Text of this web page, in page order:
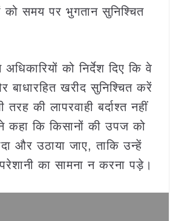
को समय पर भुगतान सुनिश्चित
को निर्देश दिए कि वे
खरीद सुनिश्चित करें
की लापरवाही बर्दाश्त नहीं
कहा कि किसानों की उपज को
और उठाया जाए, ताकि उन्हें
का सामना न करना पड़े।